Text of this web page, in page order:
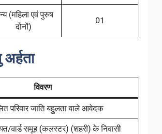
(महिला एवं पुरुष
दोनों)
01
विवरण
परिवार जाति बहुलता वाले आवेदक
वार्ड समूह (कलस्टर) (शहरी) के निवासी